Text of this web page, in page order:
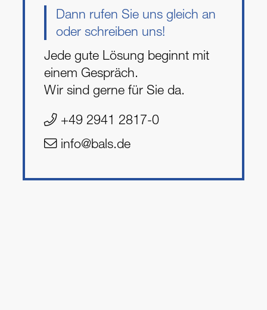
Dann rufen Sie uns gleich an
oder schreiben uns!
Jede gute Lösung beginnt mit
einem Gespräch.
Wir sind gerne für Sie da.
+49 2941 2817-0
info@bals.de